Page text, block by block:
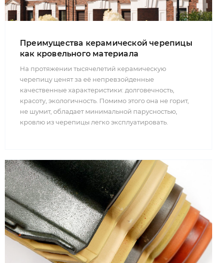
Преимущества керамической черепицы
как кровельного материала
На протяжении тысячелетий керамическую
черепицу ценят за её непревзойденные
качественные характеристики: долговечность,
красоту, экологичность. Помимо этого она не горит,
не шумит, обладает минимальной парусностью,
кровлю из черепицы легко эксплуатировать.